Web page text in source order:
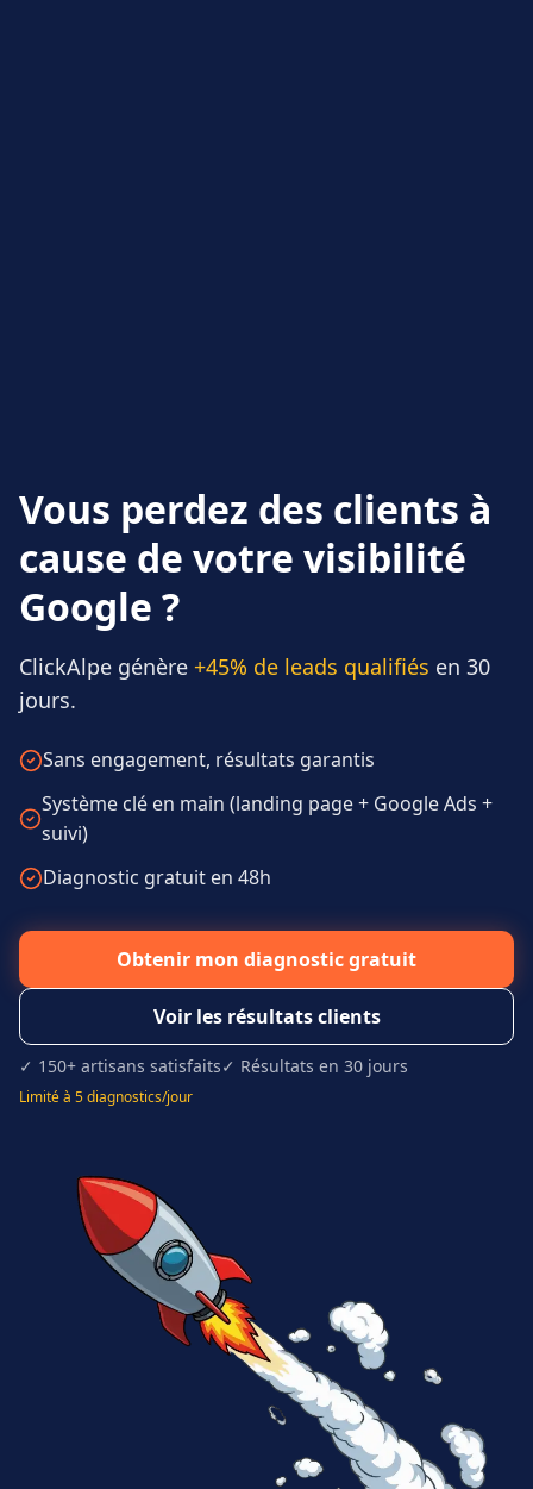
Vous perdez des clients à
cause de votre visibilité
Google ?
ClickAlpe génère +45% de leads qualifiés en 30
jours.
Sans engagement, résultats garantis
Système clé en main (landing page + Google Ads +
suivi)
Diagnostic gratuit en 48h
Obtenir mon diagnostic gratuit
Voir les résultats clients
✓ 150+ artisans satisfaits✓ Résultats en 30 jours
Limité à 5 diagnostics/jour